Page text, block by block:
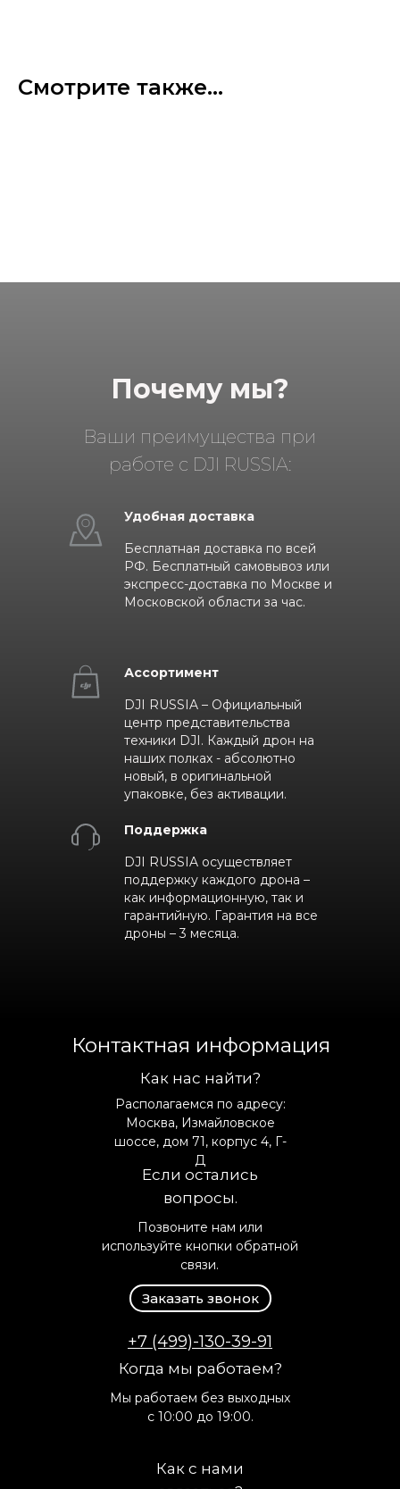
Смотрите также...
Почему мы?
Ваши преимущества при
работе с DJI RUSSIA:
Удобная доставка
Бесплатная доставка по всей
РФ. Бесплатный самовывоз или
экспресс-доставка по Москве и
Московской области за час.
Ассортимент
DJI RUSSIA – Официальный
центр представительства
техники DJI. Каждый дрон на
наших полках - абсолютно
новый, в оригинальной
упаковке, без активации.
Поддержка
DJI RUSSIA осуществляет
поддержку каждого дрона –
как информационную, так и
гарантийную. Гарантия на все
дроны – 3 месяца.
Как нас найти?
Когда мы работаем?
Если остались
вопросы.
Как с нами
Располагаемся по адресу:
Москва, Измайловское
шоссе, дом 71, корпус 4, Г-
Д
Мы работаем без выходных
с 10:00 до 19:00.
Позвоните нам или
используйте кнопки обратной
связи.
+7 (499)-130-39-91
Заказать звонок
Контактная информация